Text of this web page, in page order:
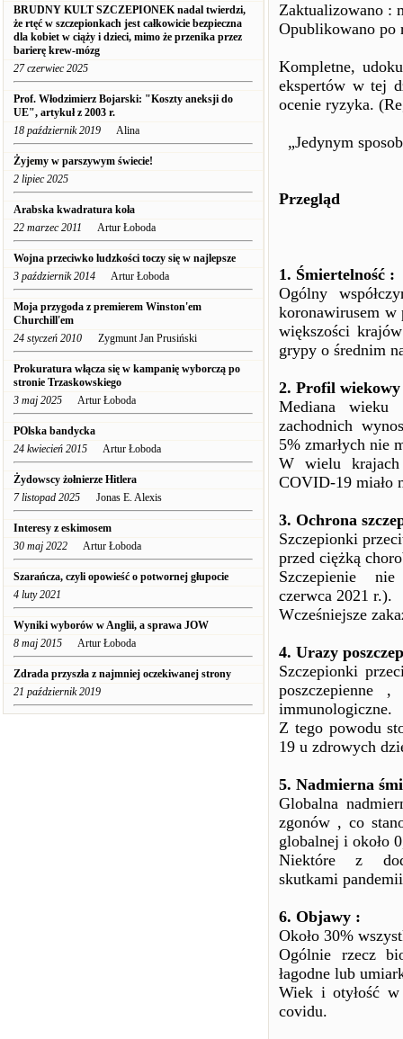
BRUDNY KULT SZCZEPIONEK nadal twierdzi,
że rtęć w szczepionkach jest całkowicie bezpieczna
dla kobiet w ciąży i dzieci, mimo że przenika przez
barierę krew-mózg
27 czerwiec 2025
Prof. Włodzimierz Bojarski: "Koszty aneksji do
UE", artykuł z 2003 r.
18 październik 2019 Alina
Żyjemy w parszywym świecie!
2 lipiec 2025
Arabska kwadratura koła
22 marzec 2011 Artur Łoboda
Wojna przeciwko ludzkości toczy się w najlepsze
3 październik 2014 Artur Łoboda
Moja przygoda z premierem Winston'em
Churchill'em
24 styczeń 2010 Zygmunt Jan Prusiński
Prokuratura włącza się w kampanię wyborczą po
stronie Trzaskowskiego
3 maj 2025 Artur Łoboda
POlska bandycka
24 kwiecień 2015 Artur Łoboda
Żydowscy żołnierze Hitlera
7 listopad 2025 Jonas E. Alexis
Interesy z eskimosem
30 maj 2022 Artur Łoboda
Szarańcza, czyli opowieść o potwornej głupocie
4 luty 2021
Wyniki wyborów w Anglii, a sprawa JOW
8 maj 2015 Artur Łoboda
Zdrada przyszła z najmniej oczekiwanej strony
21 październik 2019
Zaktualizowano :
Opublikowano po
Kompletne,
ekspertów w tej
ocenie ryzyka.
„Jedynym
Przegląd
1. Śmiertelność :
Ogólny
koronawirusem w
większości
grypy o średnim
2. Profil
Mediana
zachodnich
5% zmarłych nie
W wielu krajach
COVID-19 miało
3. Ochrona
Szczepionki
przed ciężką
Szczepienie nie
czerwca 2021 r.).
Wcześniejsze
4. Urazy
Szczepionki
poszczepienne
immunologiczne.
Z tego powodu
19 u zdrowych
5. Nadmierna
Globalna
zgonów , co
globalnej i około
Niektóre z
skutkami
6. Objawy :
Około 30%
Ogólnie rzecz
łagodne lub
Wiek i otyłość w
covidu.